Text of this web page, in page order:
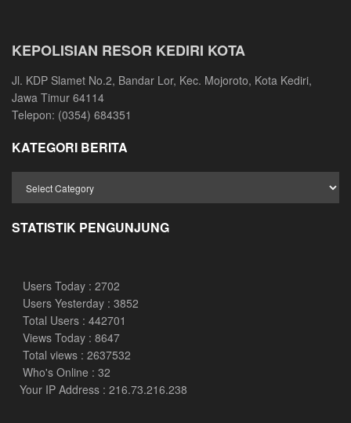
KEPOLISIAN RESOR KEDIRI KOTA
Jl. KDP Slamet No.2, Bandar Lor, Kec. Mojoroto, Kota Kediri,
Jawa Timur 64114
Telepon: (0354) 684351
KATEGORI BERITA
STATISTIK PENGUNJUNG
Users Today : 2702
Users Yesterday : 3852
Total Users : 442701
Views Today : 8647
Total views : 2637532
Who's Online : 32
Your IP Address : 216.73.216.238